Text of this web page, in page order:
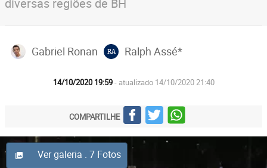
diversas regiões de BH
Gabriel Ronan RA Ralph Assé*
14/10/2020 19:59- atualizado 14/10/2020 21:40
COMPARTILHE
Ver galeria . 7 Fotos